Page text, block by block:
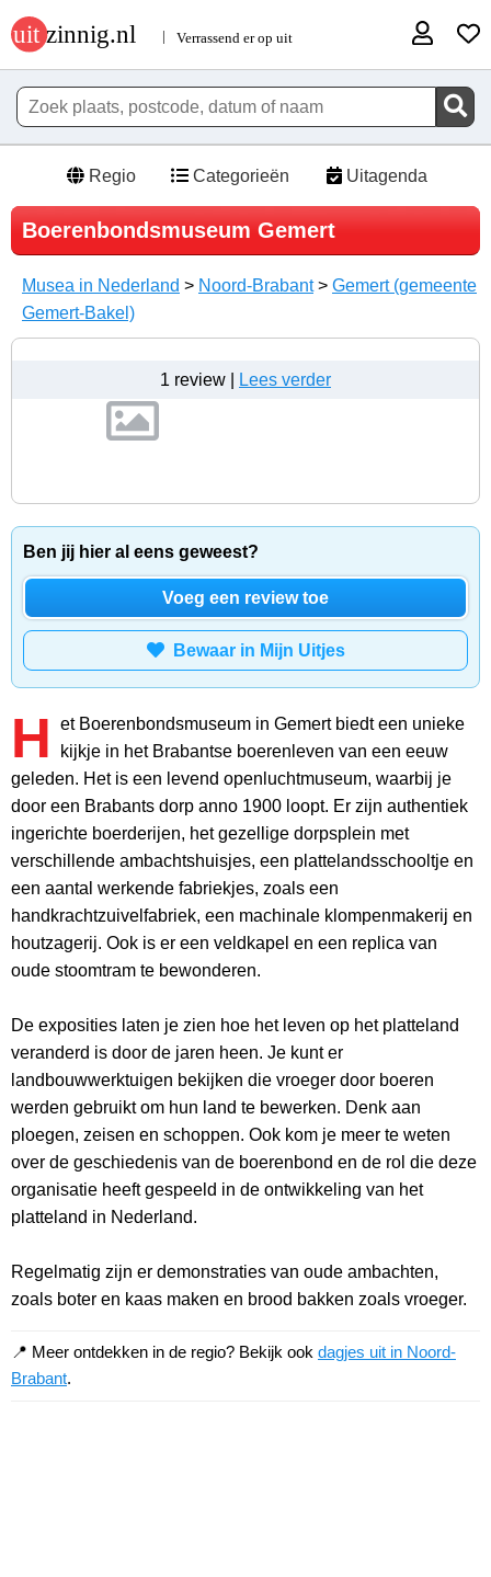
Regio Categorieën Uitagenda
Boerenbondsmuseum Gemert
Musea in Nederland > Noord-Brabant> Gemert (gemeente
Gemert-Bakel)
1 review | Lees verder
Ben jij hier al eens geweest?
Voeg een review toe
Bewaar in Mijn Uitjes
H
et Boerenbondsmuseum in Gemert biedt een unieke
kijkje in het Brabantse boerenleven van een eeuw
geleden. Het is een levend openluchtmuseum, waarbij je
door een Brabants dorp anno 1900 loopt. Er zijn authentiek
ingerichte boerderijen, het gezellige dorpsplein met
verschillende ambachtshuisjes, een plattelandsschooltje en
een aantal werkende fabriekjes, zoals een
handkrachtzuivelfabriek, een machinale klompenmakerij en
houtzagerij. Ook is er een veldkapel en een replica van
oude stoomtram te bewonderen.
De exposities laten je zien hoe het leven op het platteland
veranderd is door de jaren heen. Je kunt er
landbouwwerktuigen bekijken die vroeger door boeren
werden gebruikt om hun land te bewerken. Denk aan
ploegen, zeisen en schoppen. Ook kom je meer te weten
over de geschiedenis van de boerenbond en de rol die deze
organisatie heeft gespeeld in de ontwikkeling van het
platteland in Nederland.
Regelmatig zijn er demonstraties van oude ambachten,
zoals boter en kaas maken en brood bakken zoals vroeger.
📍 Meer ontdekken in de regio? Bekijk ook dagjes uit in Noord-
Brabant.